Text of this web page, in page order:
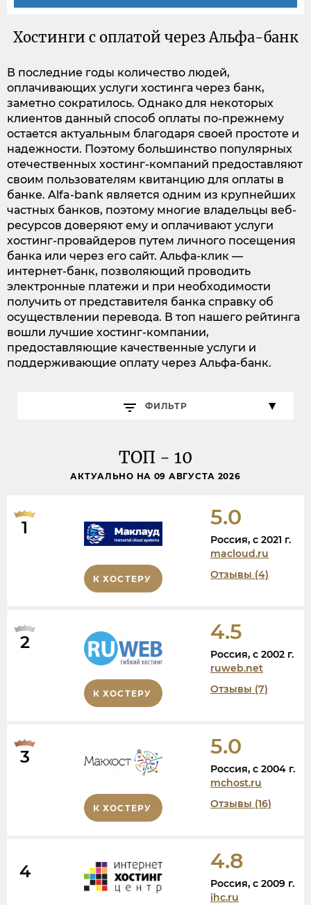
Хостинги с оплатой через Альфа-банк
В последние годы количество людей,
оплачивающих услуги хостинга через банк,
заметно сократилось. Однако для некоторых
клиентов данный способ оплаты по-прежнему
остается актуальным благодаря своей простоте и
надежности. Поэтому большинство популярных
отечественных хостинг-компаний предоставляют
своим пользователям квитанцию для оплаты в
банке. Alfa-bank является одним из крупнейших
частных банков, поэтому многие владельцы веб-
ресурсов доверяют ему и оплачивают услуги
хостинг-провайдеров путем личного посещения
банка или через его сайт. Альфа-клик —
интернет-банк, позволяющий проводить
электронные платежи и при необходимости
получить от представителя банка справку об
осуществлении перевода. В топ нашего рейтинга
вошли лучшие хостинг-компании,
предоставляющие качественные услуги и
поддерживающие оплату через Альфа-банк.
ФИЛЬТР
ТОП - 10
АКТУАЛЬНО НА 09 АВГУСТА 2026
1
К ХОСТЕРУ
5.0
Россия, c 2021 г.
macloud.ru
Отзывы (4)
2
К ХОСТЕРУ
4.5
Россия, c 2002 г.
ruweb.net
Отзывы (7)
3
К ХОСТЕРУ
5.0
Россия, c 2004 г.
mchost.ru
Отзывы (16)
4 4.8
Россия, c 2009 г.
ihc.ru